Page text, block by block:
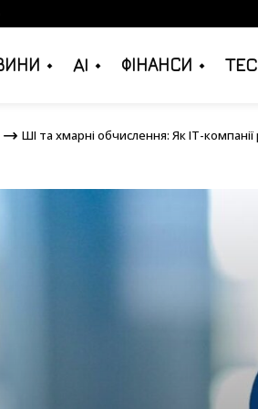
AI ФІНАНСИ
AI ШІ та хмарні обчислення: Як ІТ-
ШІ та хмарні обчислення: Як ІТ-